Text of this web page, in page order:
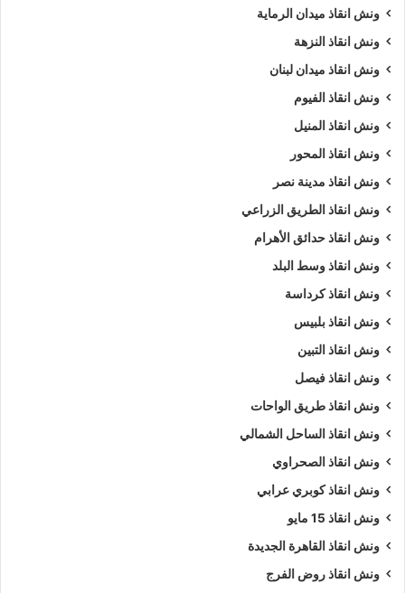
ونش انقاذ ميدان الرماية
ونش انقاذ النزهة
ونش انقاذ ميدان لبنان
ونش انقاذ الفيوم
ونش انقاذ المنيل
ونش انقاذ المحور
ونش انقاذ مدينة نصر
ونش انقاذ الطريق الزراعي
ونش انقاذ حدائق الأهرام
ونش انقاذ وسط البلد
ونش انقاذ كرداسة
ونش انقاذ بلبيس
ونش انقاذ التبين
ونش انقاذ فيصل
ونش انقاذ طريق الواحات
ونش انقاذ الساحل الشمالي
ونش انقاذ الصحراوي
ونش انقاذ كوبري عرابي
ونش انقاذ 15 مايو
ونش انقاذ القاهرة الجديدة
ونش انقاذ روض الفرج